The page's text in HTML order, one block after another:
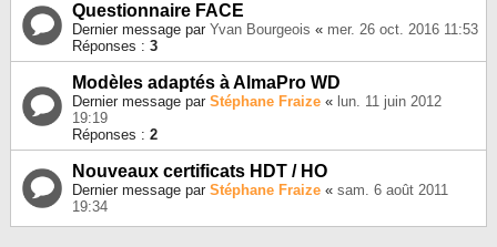
Questionnaire FACE
Dernier message par Yvan Bourgeois « mer. 26 oct. 2016 11:53
Réponses : 3
Modèles adaptés à AlmaPro WD
Dernier message par Stéphane Fraize « lun. 11 juin 2012
19:19
Réponses : 2
Nouveaux certificats HDT / HO
Dernier message par Stéphane Fraize « sam. 6 août 2011
19:34